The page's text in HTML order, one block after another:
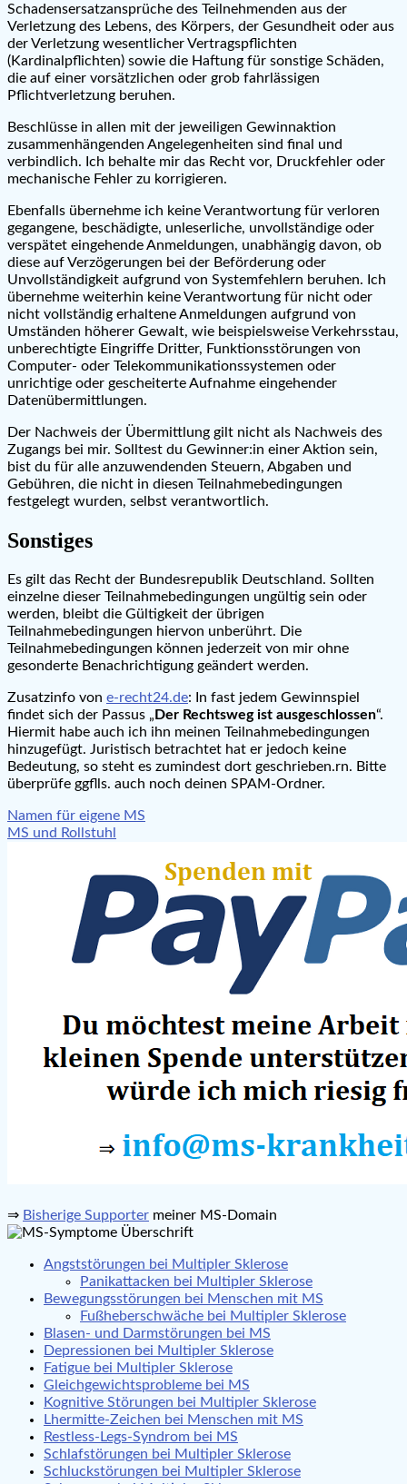
Schadensersatzansprüche des Teilnehmenden aus der
Verletzung des Lebens, des Körpers, der Gesundheit oder aus
der Verletzung wesentlicher Vertragspflichten
(Kardinalpflichten) sowie die Haftung für sonstige Schäden,
die auf einer vorsätzlichen oder grob fahrlässigen
Pflichtverletzung beruhen.
Beschlüsse in allen mit der jeweiligen Gewinnaktion
zusammenhängenden Angelegenheiten sind final und
verbindlich. Ich behalte mir das Recht vor, Druckfehler oder
mechanische Fehler zu korrigieren.
Ebenfalls übernehme ich keine Verantwortung für verloren
gegangene, beschädigte, unleserliche, unvollständige oder
verspätet eingehende Anmeldungen, unabhängig davon, ob
diese auf Verzögerungen bei der Beförderung oder
Unvollständigkeit aufgrund von Systemfehlern beruhen. Ich
übernehme weiterhin keine Verantwortung für nicht oder
nicht vollständig erhaltene Anmeldungen aufgrund von
Umständen höherer Gewalt, wie beispielsweise Verkehrsstau,
unberechtigte Eingriffe Dritter, Funktionsstörungen von
Computer- oder Telekommunikationssystemen oder
unrichtige oder gescheiterte Aufnahme eingehender
Datenübermittlungen.
Der Nachweis der Übermittlung gilt nicht als Nachweis des
Zugangs bei mir. Solltest du Gewinner:in einer Aktion sein,
bist du für alle anzuwendenden Steuern, Abgaben und
Gebühren, die nicht in diesen Teilnahmebedingungen
festgelegt wurden, selbst verantwortlich.
Sonstiges
Es gilt das Recht der Bundesrepublik Deutschland. Sollten
einzelne dieser Teilnahmebedingungen ungültig sein oder
werden, bleibt die Gültigkeit der übrigen
Teilnahmebedingungen hiervon unberührt. Die
Teilnahmebedingungen können jederzeit von mir ohne
gesonderte Benachrichtigung geändert werden.
Zusatzinfo von e-recht24.de: In fast jedem Gewinnspiel
findet sich der Passus „Der Rechtsweg ist ausgeschlossen“.
Hiermit habe auch ich ihn meinen Teilnahmebedingungen
hinzugefügt. Juristisch betrachtet hat er jedoch keine
Bedeutung, so steht es zumindest dort geschrieben.rn. Bitte
überprüfe ggflls. auch noch deinen SPAM-Ordner.
Beitragsnavigation
Namen für eigene MS
MS und Rollstuhl
⇒ Bisherige Supporter meiner MS-Domain
Angststörungen bei Multipler Sklerose
Panikattacken bei Multipler Sklerose
Bewegungsstörungen bei Menschen mit MS
Fußheberschwäche bei Multipler Sklerose
Blasen- und Darmstörungen bei MS
Depressionen bei Multipler Sklerose
Fatigue bei Multipler Sklerose
Gleichgewichtsprobleme bei MS
Kognitive Störungen bei Multipler Sklerose
Lhermitte-Zeichen bei Menschen mit MS
Restless-Legs-Syndrom bei MS
Schlafstörungen bei Multipler Sklerose
Schluckstörungen bei Multipler Sklerose